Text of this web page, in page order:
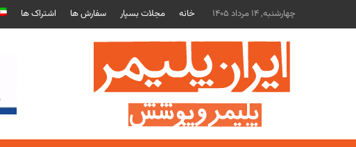
چهارشنبه, 14 مرداد 1405 خانه مجلات بسپار سفارش ها اشتراک ها